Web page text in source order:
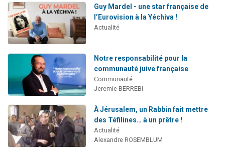
Guy Mardel - une star française de
l’Eurovision à la Yéchiva !
Actualité
Notre responsabilité pour la
communauté juive française
Communauté
Jeremie BERREBI
À Jérusalem, un Rabbin fait mettre
des Téfilines… à un prêtre !
Actualité
Alexandre ROSEMBLUM